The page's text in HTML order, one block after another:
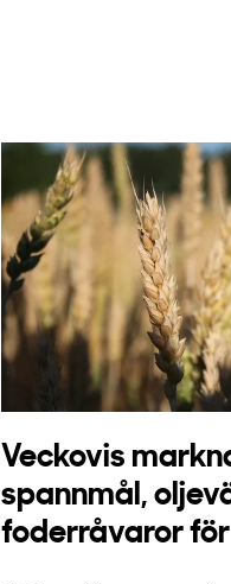
Veckovis
spannmål,
foderråvaror